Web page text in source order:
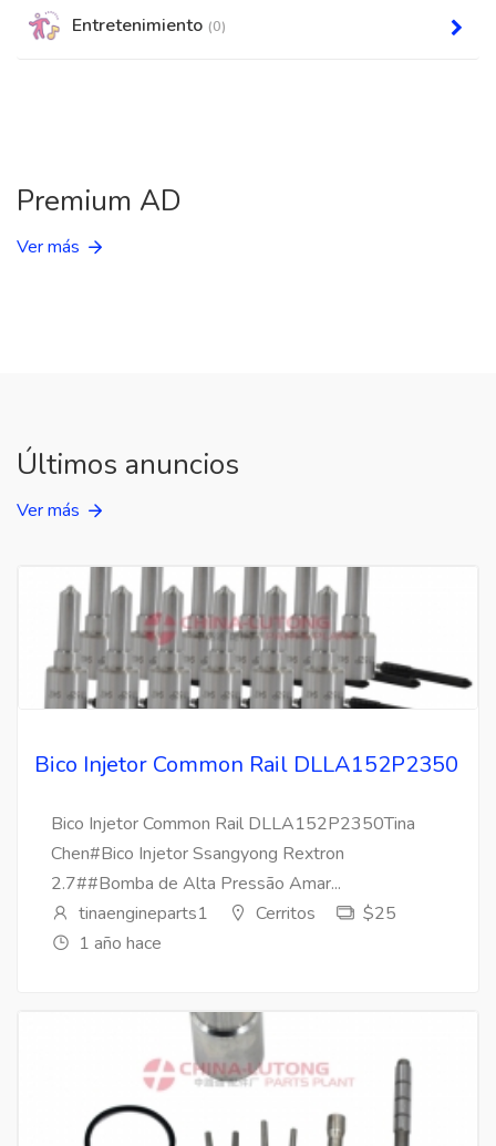
Entretenimiento (0)
Premium AD
Ver más
Últimos anuncios
Ver más
Bico Injetor Common Rail DLLA152P2350
Bico Injetor Common Rail DLLA152P2350Tina
Chen#Bico Injetor Ssangyong Rextron
2.7##Bomba de Alta Pressão Amar...
tinaengineparts1
Cerritos
$25
1 año hace